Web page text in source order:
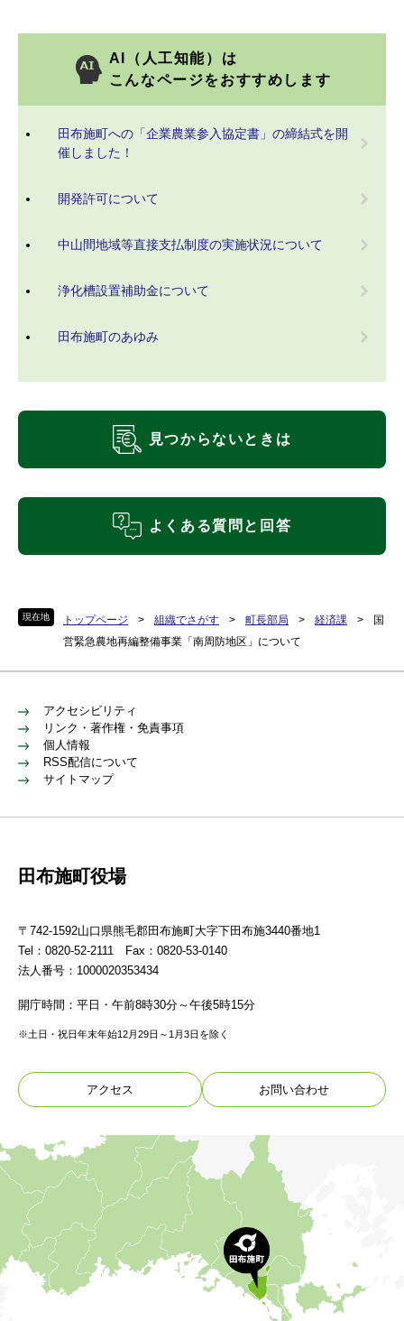
現在地 トップページ > 組織でさがす > 町長部局 > 経済課 >
国
営緊急農地再編整備事業「南周防地区」について
AI（人工知能）は
こんなページをおすすめします
田布施町への「企業農業参入協定書」の締結式を開
催しました！
開発許可について
中山間地域等直接支払制度の実施状況について
浄化槽設置補助金について
田布施町のあゆみ
見つからないときは
よくある質問と回答
アクセシビリティ
リンク・著作権・免責事項
個人情報
RSS配信について
サイトマップ
田布施町役場
〒742-1592山口県熊毛郡田布施町大字下田布施3440番地1
Tel：0820-52-2111 Fax：0820-53-0140
法人番号：1000020353434
開庁時間：平日・午前8時30分～午後5時15分
※土日・祝日年末年始12月29日～1月3日を除く
アクセス お問い合わせ